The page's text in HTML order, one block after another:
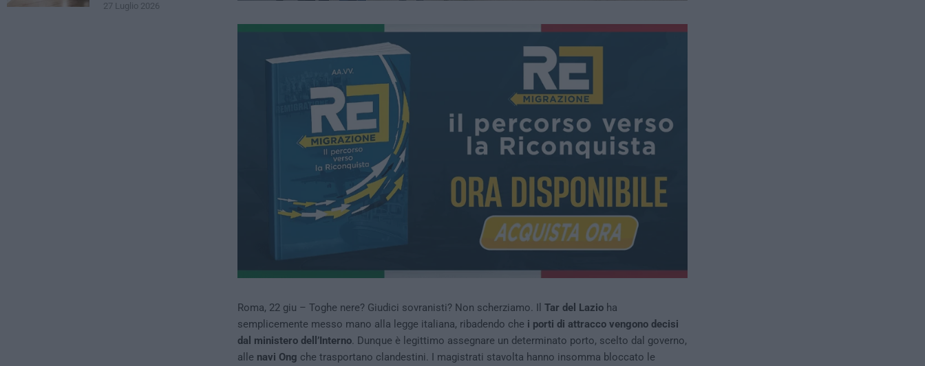
Roma, 22 giu – Toghe nere? Giudici sovranisti? Non scherziamo. Il Tar del Lazioha
semplicemente messo mano alla legge italiana, ribadendo che i porti di attracco vengono decisi
dal ministero dell’Interno. Dunque è legittimo assegnare un determinato porto, scelto dal governo,
alle navi Ong che trasportano clandestini. I magistrati stavolta hanno insomma bloccato le
27 Luglio 2026